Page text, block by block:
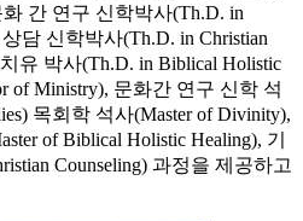
간 연구 신학박사(Th.D. in
담 신학박사(Th.D. in Christian
유 박사(Th.D. in Biblical Holistic
of Ministry), 문화간 연구 신학 석
목회학 석사(Master of Divinity),
of Biblical Holistic Healing), 기
Counseling) 과정을 제공하고